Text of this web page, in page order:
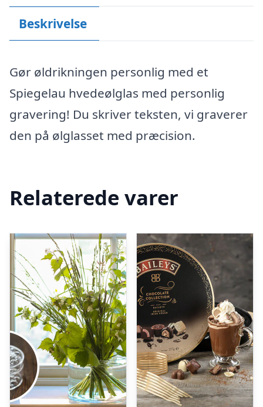
Beskrivelse
Gør øldrikningen personlig med et
Spiegelau hvedeølglas med personlig
gravering! Du skriver teksten, vi graverer
den på ølglasset med præcision.
Relaterede varer